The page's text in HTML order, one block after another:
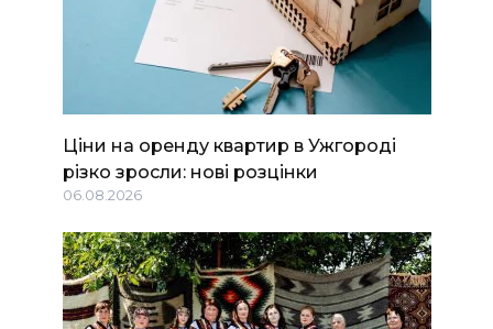
Ціни на оренду квартир в Ужгороді
різко зросли: нові розцінки
06.08.2026